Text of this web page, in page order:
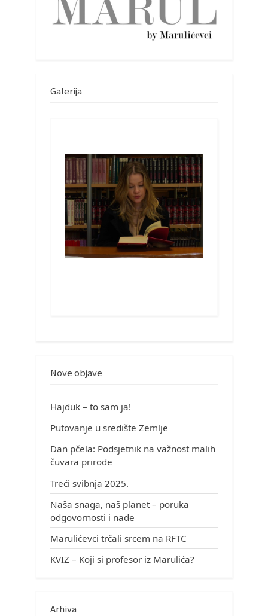
Galerija
Nove objave
Hajduk – to sam ja!
Putovanje u središte Zemlje
Dan pčela: Podsjetnik na važnost malih
čuvara prirode
Treći svibnja 2025.
Naša snaga, naš planet – poruka
odgovornosti i nade
Marulićevci trčali srcem na RFTC
KVIZ – Koji si profesor iz Marulića?
Arhiva